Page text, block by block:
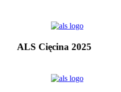
ALS Cięcina 2025